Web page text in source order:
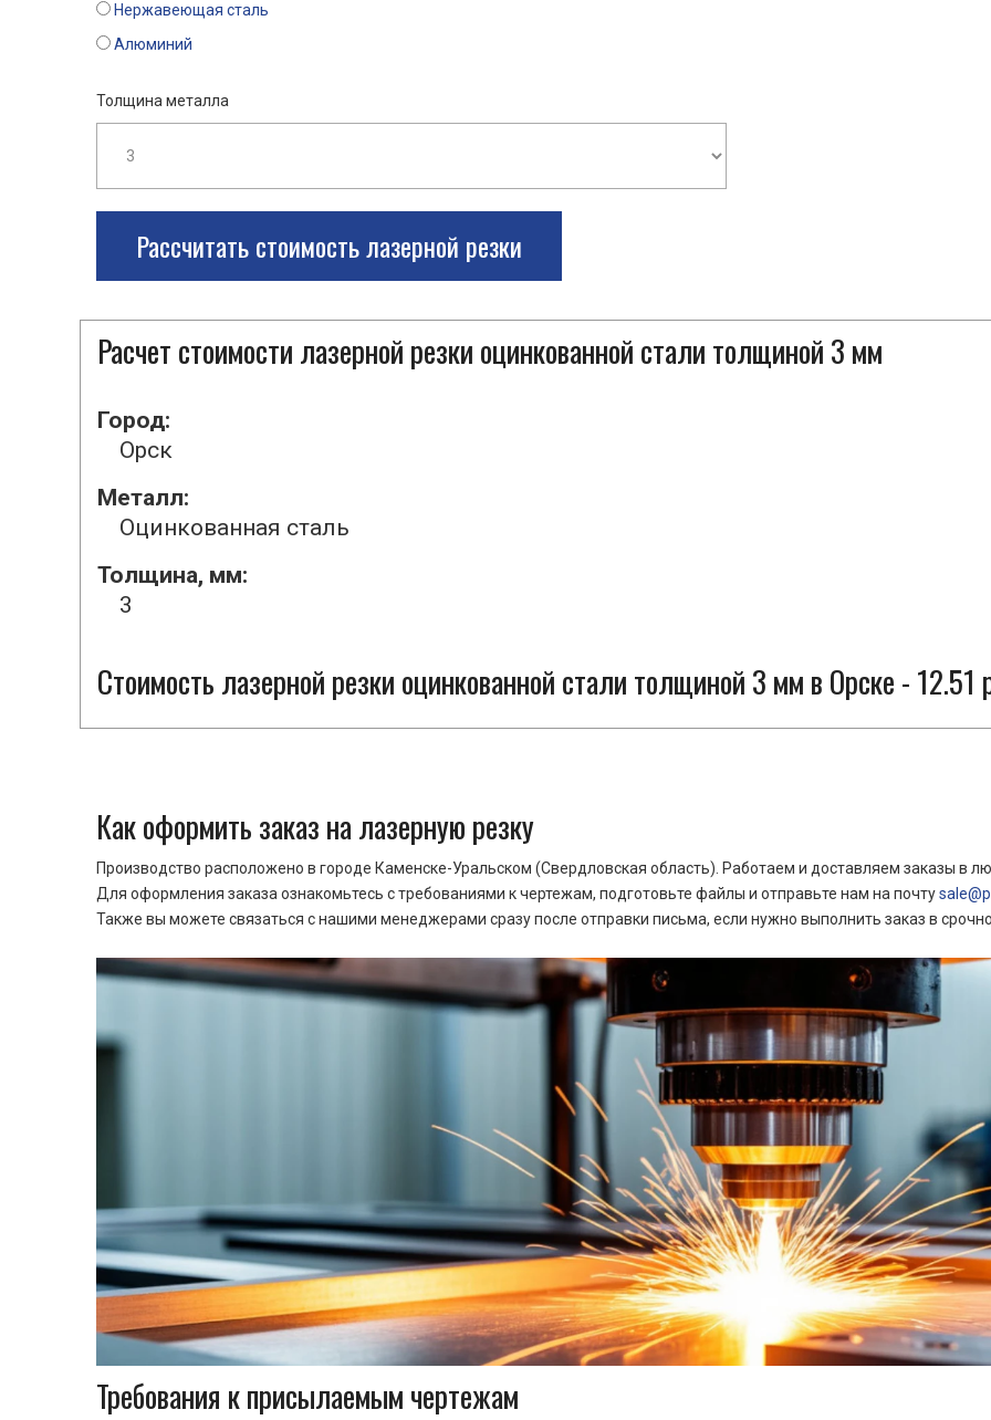
Нержавеющая сталь
Алюминий
Толщина металла
Рассчитать стоимость лазерной резки
Расчет стоимости лазерной резки оцинкованной стали толщиной 3 мм
Город:
Орск
Металл:
Оцинкованная сталь
Толщина, мм:
3
Стоимость лазерной резки оцинкованной стали толщиной 3 мм в Орске - 12.51
Как оформить заказ на лазерную резку
Производство расположено в городе Каменске-Уральском (Свердловская область). Работаем и доставляем заказы в
Для оформления заказа ознакомьтесь с требованиями к чертежам, подготовьте файлы и отправьте нам на почту
Также вы можете связаться с нашими менеджерами сразу после отправки письма, если нужно выполнить заказ в
Требования к присылаемым чертежам